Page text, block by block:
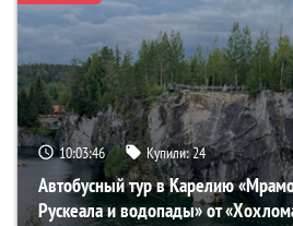
10:03:45 Купили:24
Автобусный тур в Карелию
Рускеала и водопады» от